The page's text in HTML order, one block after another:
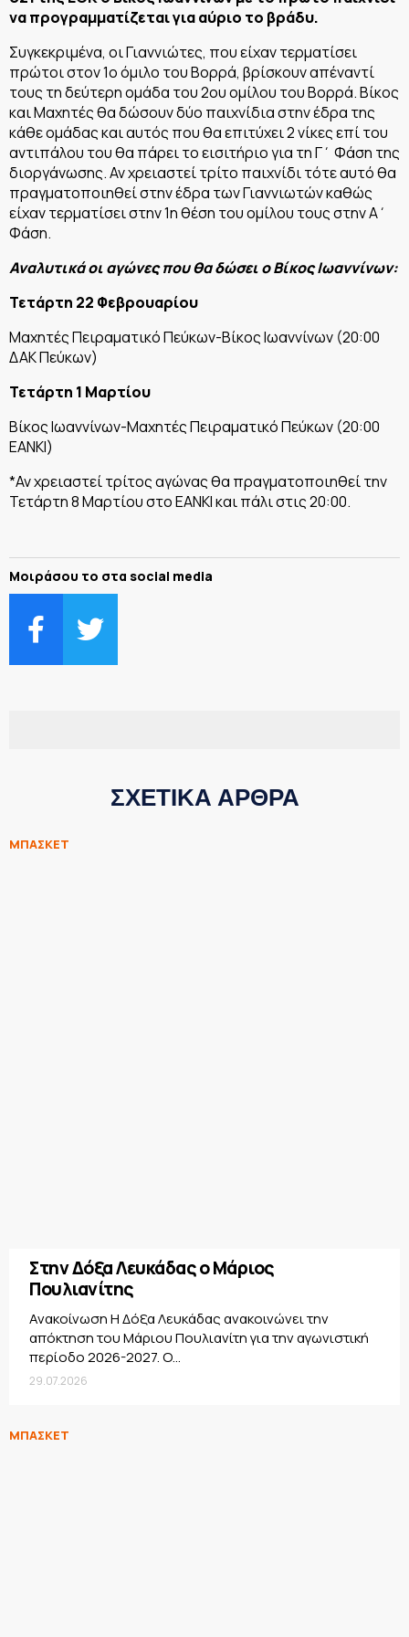
να προγραμματίζεται για αύριο το βράδυ.
Συγκεκριμένα, οι Γιαννιώτες, που είχαν τερματίσει
πρώτοι στον 1ο όμιλο του Βορρά, βρίσκουν απέναντί
τους τη δεύτερη ομάδα του 2ου ομίλου του Βορρά. Βίκος
και Μαχητές θα δώσουν δύο παιχνίδια στην έδρα της
κάθε ομάδας και αυτός που θα επιτύχει 2 νίκες επί του
αντιπάλου του θα πάρει το εισιτήριο για τη Γ΄ Φάση της
διοργάνωσης. Αν χρειαστεί τρίτο παιχνίδι τότε αυτό θα
πραγματοποιηθεί στην έδρα των Γιαννιωτών καθώς
είχαν τερματίσει στην 1η θέση του ομίλου τους στην Α΄
Φάση.
Αναλυτικά οι αγώνες που θα δώσει ο Βίκος Ιωαννίνων:
Τετάρτη 22 Φεβρουαρίου
Μαχητές Πειραματικό Πεύκων-Βίκος Ιωαννίνων (20:00
ΔΑΚ Πεύκων)
Τετάρτη 1 Μαρτίου
Βίκος Ιωαννίνων-Μαχητές Πειραματικό Πεύκων (20:00
ΕΑΝΚΙ)
*Αν χρειαστεί τρίτος αγώνας θα πραγματοποιηθεί την
Τετάρτη 8 Μαρτίου στο ΕΑΝΚΙ και πάλι στις 20:00.
Μοιράσου το στα social media
ΣΧΕΤΙΚΑ ΑΡΘΡΑ
ΜΠΑΣΚΕΤ
Στην Δόξα Λευκάδας ο Μάριος
Πουλιανίτης
Ανακοίνωση Η Δόξα Λευκάδας ανακοινώνει την
απόκτηση του Μάριου Πουλιανίτη για την αγωνιστική
περίοδο 2026-2027. Ο...
29.07.2026
ΜΠΑΣΚΕΤ